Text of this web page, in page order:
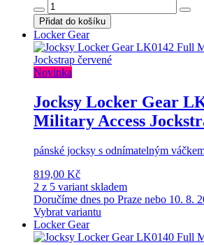
Přidat do košíku
Locker Gear
Novinka
Jocksy Locker Gear
Military Access
pánské jocksy s odnímatelným
819,00 Kč
2 z 5 variant skladem
Doručíme dnes po Praze nebo 10. 8.
Vybrat variantu
Locker Gear